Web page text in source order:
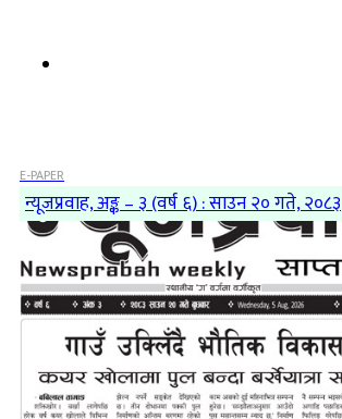
E-PAPER
न्यूजप्रवाह, अङ्क – ३ (वर्ष ६) : साउन २० गते, २०८३